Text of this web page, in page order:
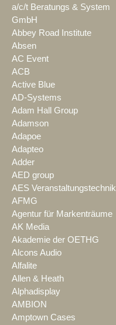
a/c/t Beratungs & System
GmbH
Abbey Road Institute
Absen
AC Event
ACB
Active Blue
AD-Systems
Adam Hall Group
Adamson
Adapoe
Adapteo
Adder
AED group
AES Veranstaltungstechnik
AFMG
Agentur für Markenträume
AK Media
Akademie der OETHG
Alcons Audio
Alfalite
Allen & Heath
Alphadisplay
AMBION
Amptown Cases